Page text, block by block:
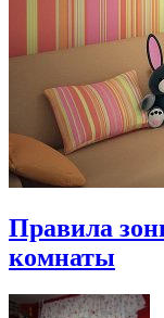
Правила
комнаты